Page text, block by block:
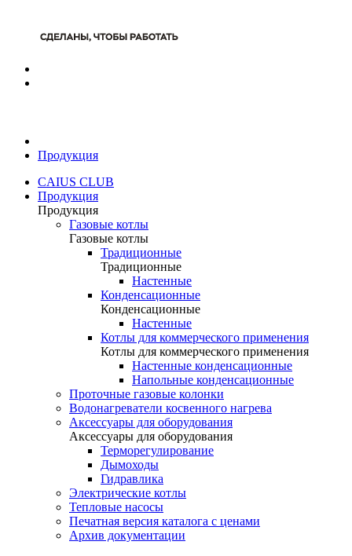
Продукция
CAIUS CLUB
Продукция
Продукция
Газовые котлы
Газовые котлы
Традиционные
Традиционные
Настенные
Конденсационные
Конденсационные
Настенные
Котлы для коммерческого применения
Котлы для коммерческого применения
Настенные конденсационные
Напольные конденсационные
Проточные газовые колонки
Водонагреватели косвенного нагрева
Аксессуары для оборудования
Аксессуары для оборудования
Терморегулирование
Дымоходы
Гидравлика
Электрические котлы
Тепловые насосы
Печатная версия каталога с ценами
Архив документации